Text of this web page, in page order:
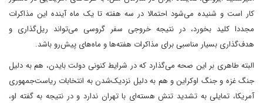
کار است و شنیده می‌شود احتمالا در سه هفته تا یک ماه آینده این مذاکرات
مجددا کلید بخورد، در نتیجه خروجی سفر گروسی می‌تواند ریل‌گذاری و
هدف‌گذاری بسیار مناسبی برای مذاکرات هفته‌ها و ماه‌های پیش‌رو باشد.
البته طاهری بر این صحه می‌گذارد که در شرایط کنونی دولت بایدن، هم به دلیل
جنگ غزه و جنگ اوکراین و هم به دلیل نزدیک‌شدن به انتخابات ریاست‌جمهوری
آمریکا، تمایلی به تشدید تنش هسته‌ای با تهران ندارد و در نتیجه به گفته او،